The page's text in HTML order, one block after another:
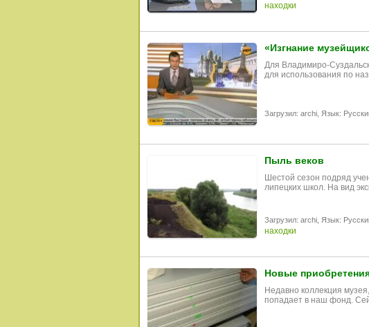
находки
«Изгнание
Для Владимиро-
для использования по
Загрузил: archi, Язык:
Пыль веков
Шестой сезон подряд
липецких школ. На вид
Загрузил: archi, Язык:
находки
Новые
Недавно коллекция
попадает в наш фонд.